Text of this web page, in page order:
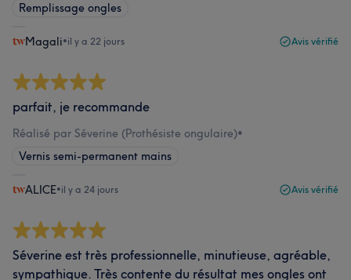
Remplissage ongles
Magali•il y a 22 jours Avis vérifié
parfait, je recommande
Réalisé par Séverine (Prothésiste ongulaire)•
Vernis semi-permanent mains
ALICE•il y a 24 jours Avis vérifié
Séverine est très professionnelle, minutieuse, agréable,
sympathique. Très contente du résultat mes ongles ont